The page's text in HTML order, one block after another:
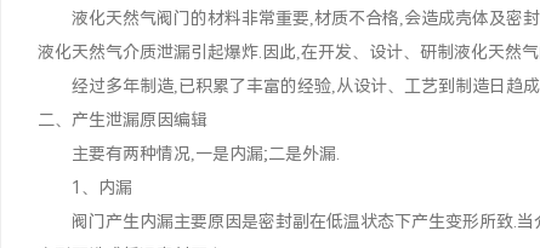
液化天然气阀门的材料非常重要,材质不合格,会造成壳体及密
液化天然气介质泄漏引起爆炸.因此,在开发、设计、研制液化天然
经过多年制造,已积累了丰富的经验,从设计、工艺到制造日趋成
二、产生泄漏原因编辑
主要有两种情况,一是内漏;二是外漏.
1、内漏
阀门产生内漏主要原因是密封副在低温状态下产生变形所致.当